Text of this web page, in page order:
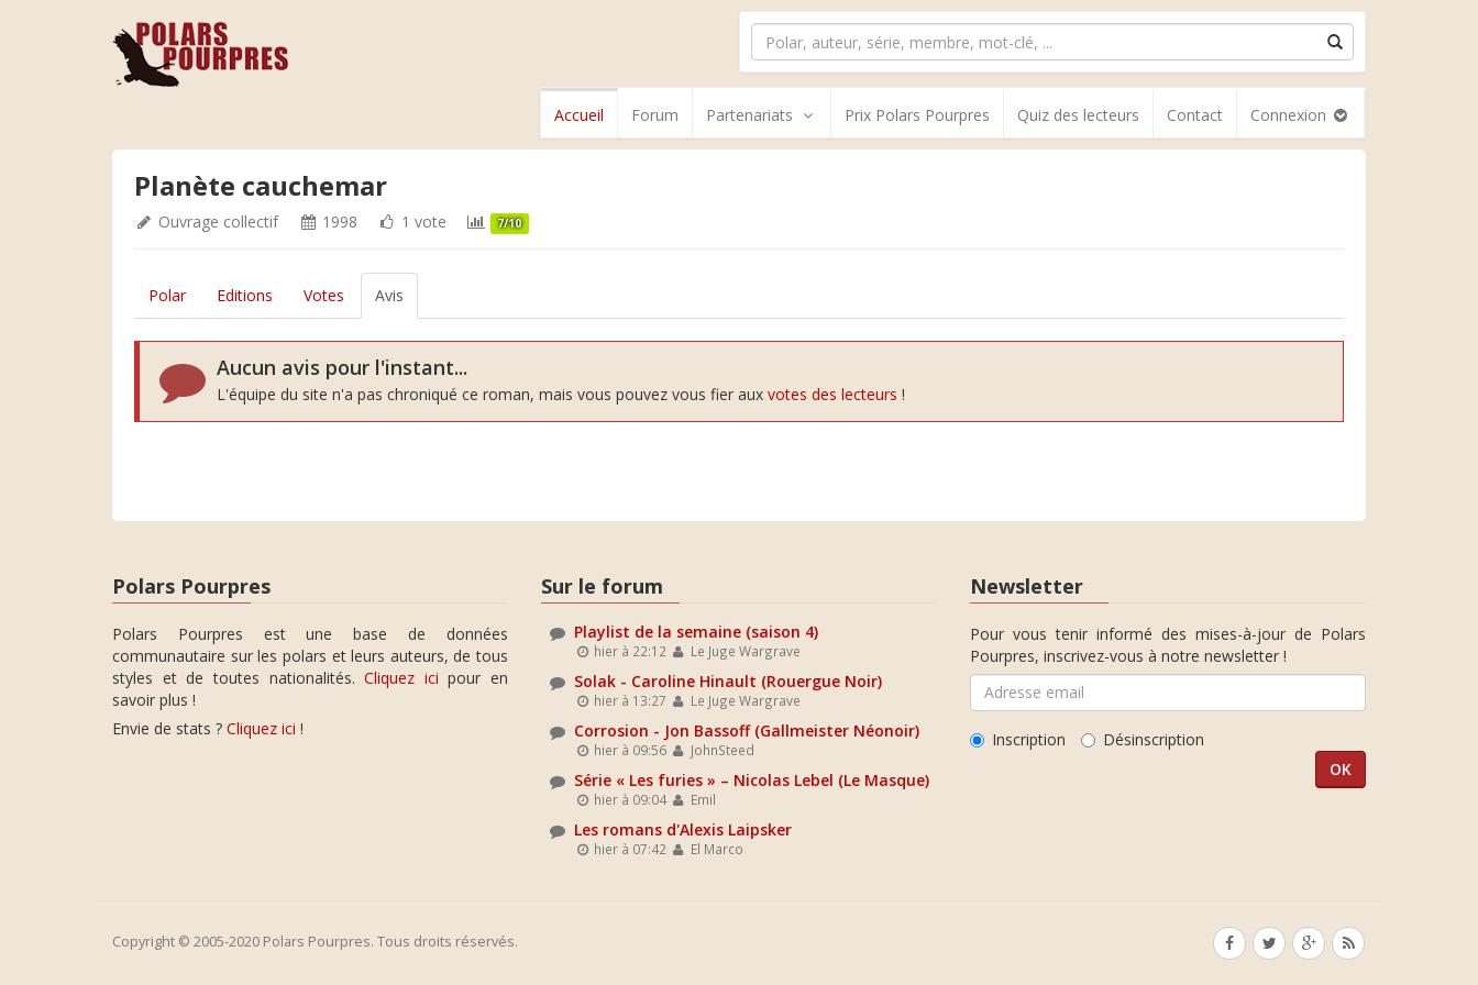
Accueil Forum Partenariats Prix Polars Pourpres Quiz des lecteurs Contact Connexion
Planète cauchemar
Ouvrage collectif 1998 1 vote 7/10
Polar Editions Votes Avis
Aucun avis pour l'instant...
L'équipe du site n'a pas chroniqué ce roman, mais vous pouvez vous fier aux votes des lecteurs !
Polars Pourpres
Polars Pourpres est une base de données
communautaire sur les polars et leurs auteurs, de tous
styles et de toutes nationalités.Cliquez ici pour en
savoir plus !
Envie de stats ? Cliquez ici !
Sur le forum
Playlist de la semaine (saison 4)
hier à 22:12 Le Juge Wargrave
Solak - Caroline Hinault (Rouergue Noir)
hier à 13:27 Le Juge Wargrave
Corrosion - Jon Bassoff (Gallmeister Néonoir)
hier à 09:56 JohnSteed
Série « Les furies » – Nicolas Lebel (Le Masque)
hier à 09:04 Emil
Les romans d'Alexis Laipsker
hier à 07:42 El Marco
Newsletter
Pour vous tenir informé des mises-à-jour de Polars
Pourpres, inscrivez-vous à notre newsletter !
Inscription Désinscription
Copyright © 2005-2020 Polars Pourpres. Tous droits réservés.